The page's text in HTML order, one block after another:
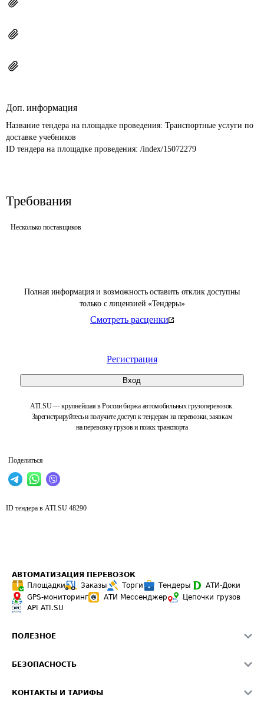
Полная информация и возможность оставить отклик доступны
только с лицензией «Тендеры»
Смотреть расценки
Регистрация
Вход
ATI.SU — крупнейшая в России биржа автомобильных грузоперевозок.
Зарегистрируйтесь и получите доступ к тендерам на перевозки, заявкам
на перевозку грузов и поиск транспорта
Поделиться
Доп. информация
Название тендера на площадке проведения: Транспортные услуги по
доставке учебников
ID тендера на площадке проведения: /index/15072279
Требования
Несколько поставщиков
ID тендера в ATI.SU 48290
АВТОМАТИЗАЦИЯ ПЕРЕВОЗОК
Площадки
Заказы Торги Тендеры
АТИ-Доки
GPS-мониторинг
АТИ Мессенджер
Цепочки грузов
API ATI.SU
ПОЛЕЗНОЕ
Звезды ATI.SU на вашем сайте
БЕЗОПАСНОСТЬ
КОНТАКТЫ И ТАРИФЫ